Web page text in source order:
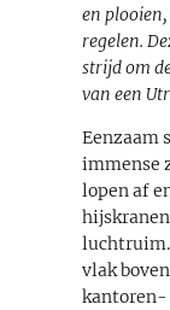
en
regelen.
strijd om
van een
Eenzaam
immense
lopen af
luchtruim.
vlak
kantoren-